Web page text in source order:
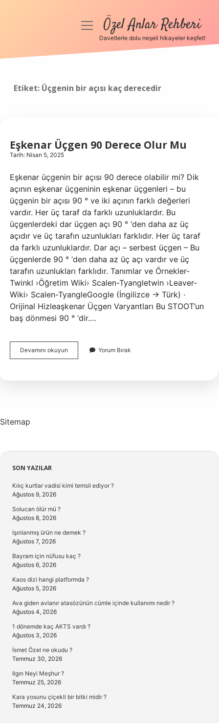
Anasayfa
menüyüÖzel Anlar Rehberi
Davetlerle dolu neşeli hikayeler keşfet!
Etiket: Üçgenin bir açısı kaç derecedir
Eşkenar Üçgen 90 Derece Olur Mu
Tarih: Nisan 5, 2025
Eşkenar üçgenin bir açısı 90 derece olabilir mi? Dik
açının eşkenar üçgeninin eşkenar üçgenleri – bu
üçgenin bir açısı 90 ° ve iki açının farklı değerleri
vardır. Her üç taraf da farklı uzunluklardır. Bu
üçgenlerdeki dar üçgen açı 90 ° ‘den daha az üç
açıdır ve üç tarafın uzunlukları farklıdır. Her üç taraf
da farklı uzunluklardır. Dar açı – serbest üçgen – Bu
üçgenlerde 90 ° ‘den daha az üç açı vardır ve üç
tarafın uzunlukları farklıdır. Tanımlar ve Örnekler-
Twinkl ›Öğretim Wiki› Scalen-Tyangletwin ›Leaver-
Wiki› Scalen-TyangleGoogle (İngilizce → Türk) ·
Orijinal Hizleaşkenar Üçgen Varyantları Bu STOOT’un
baş dönmesi 90 ° ‘dir.…
Devamını okuyun
Üçgen
Yorum Bırak
Sitemap
Sidebar
SON YAZILAR
Kılıç kurtlar vadisi kimi temsil ediyor ?
Ağustos 9, 2026
Solucan ölür mü ?
Ağustos 8, 2026
Işınlanmış ürün ne demek ?
Ağustos 7, 2026
Bayram için nüfusu kaç ?
Ağustos 6, 2026
Kaos dizi hangi platformda ?
Ağustos 5, 2026
Ava giden avlanır atasözünün cümle içinde kullanımı nedir ?
Ağustos 4, 2026
1 dönemde kaç AKTS vardı ?
Ağustos 3, 2026
İsmet Özel ne okudu ?
Temmuz 30, 2026
Ilgın Neyi Meşhur ?
Temmuz 25, 2026
Kara yosunu çiçekli bir bitki midir ?
Temmuz 24, 2026